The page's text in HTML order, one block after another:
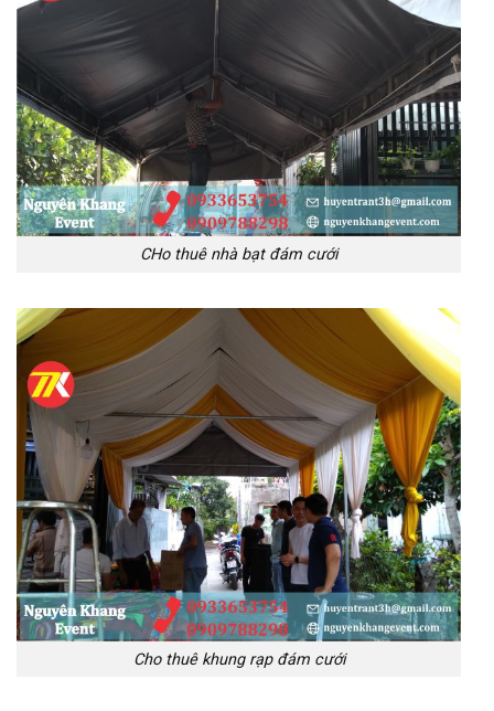
CHo thuê nhà bạt đám cưới
Cho thuê khung rạp đám cưới